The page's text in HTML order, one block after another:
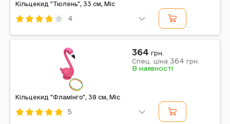
Кільцекид "Тюлень", 33 см, Mic
4
Блакитний
Примітка: Країна виробник: Китай
Кільцекид "Фламінго", 38 см, Mic
5
364 грн.
Спец. ціна 364 грн.
В наявності